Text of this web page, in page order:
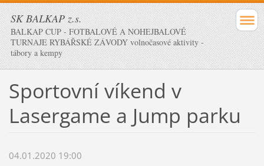
SK BALKAP z.s.
BALKAP CUP - FOTBALOVÉ A NOHEJBALOVÉ
TURNAJE RYBÁŘSKÉ ZÁVODY volnočasové aktivity -
tábory a kempy
Sportovní víkend v
Lasergame a Jump parku
04.01.2020 19:00